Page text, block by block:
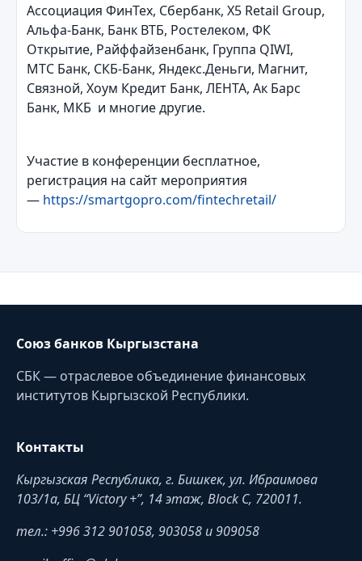
Ассоциация ФинТех, Сбербанк, X5 Retail Group,
Альфа-Банк, Банк ВТБ, Ростелеком, ФК
Открытие, Райффайзенбанк, Группа QIWI,
МТС Банк, СКБ-Банк, Яндекс.Деньги, Магнит,
Связной, Хоум Кредит Банк, ЛЕНТА, Ак Барс
Банк, МКБ и многие другие.
Участие в конференции бесплатное,
регистрация на сайт мероприятия
— https://smartgopro.com/fintechretail/
Союз банков Кыргызстана
СБК — отраслевое объединение финансовых
институтов Кыргызской Республики.
Контакты
Кыргызская Республика, г. Бишкек, ул. Ибраимова
103/1a, БЦ “Victory +”, 14 этаж, Block C, 720011.
тел.: +996 312 901058, 903058 и 909058